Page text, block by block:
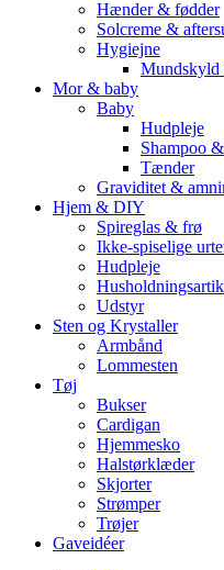
Hænder & fødder
Solcreme &
Hygiejne
Mundskyld
Mor & baby
Baby
Hudpleje
Shampoo
Tænder
Graviditet &
Hjem & DIY
Spireglas & frø
Ikke-spiselige
Hudpleje
Udstyr
Sten og Krystaller
Armbånd
Lommesten
Tøj
Bukser
Cardigan
Hjemmesko
Halstørklæder
Skjorter
Strømper
Trøjer
Gaveidéer